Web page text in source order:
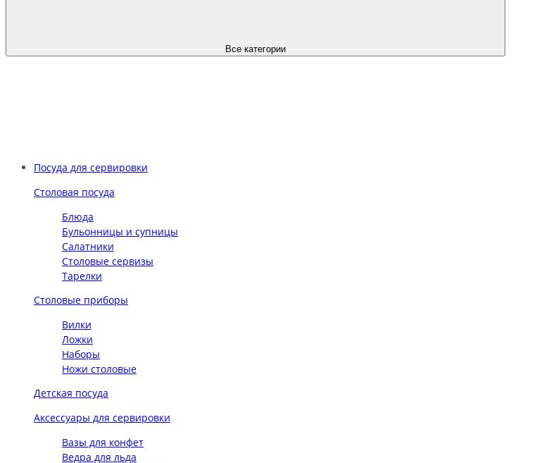
Все категории
Посуда для сервировки
Столовая посуда
Блюда
Бульонницы и супницы
Салатники
Столовые сервизы
Тарелки
Столовые приборы
Вилки
Ложки
Наборы
Ножи столовые
Детская посуда
Аксессуары для сервировки
Вазы для конфет
Ведра для льда